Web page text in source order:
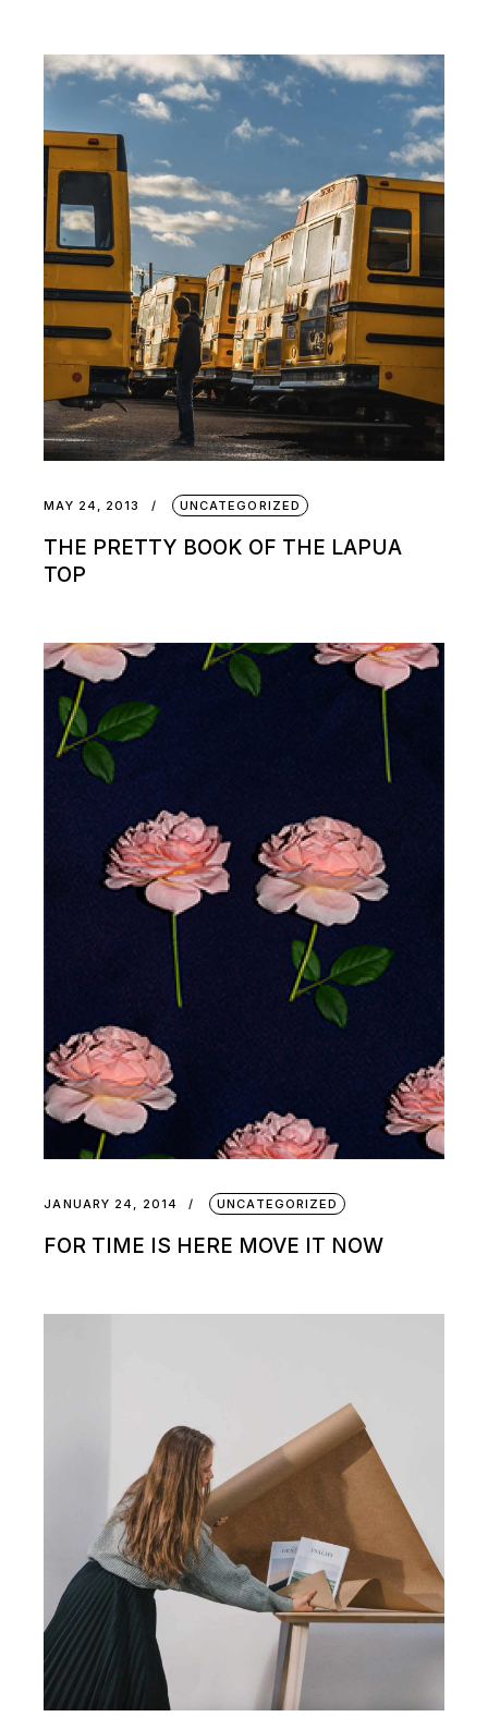
MAY 24, 2013 UNCATEGORIZED
THE PRETTY BOOK OF THE LAPUA
TOP
JANUARY 24, 2014 UNCATEGORIZED
FOR TIME IS HERE MOVE IT NOW